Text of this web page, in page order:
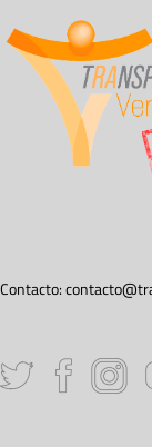
Contacto: